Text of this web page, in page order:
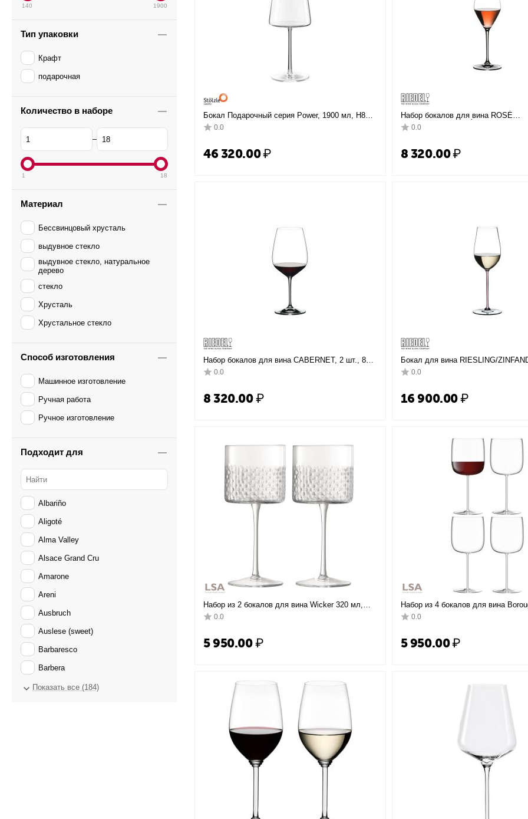
Бокал Подарочный серия Power, 1900 мл, H800
мм, Stolzle
0.0
46 320.00₽
Набор бокалов для вина ROSÉ
CHAMPAGNE/ROSÉ WINE, 2 шт.,
см, Riedel
0.0
8 320.00₽
Набор бокалов для вина CABERNET, 2 шт., 800
мл, 24.7 см, Riedel
0.0
8 320.00₽
Бокал для вина RIESLING/
25 см, хрусталь, серия Fatto a
0.0
16 900.00₽
Набор из 2 бокалов для вина Wicker 320 мл,
LSA International
0.0
5 950.00₽
Набор из 4 бокалов для вина
LSA International
0.0
5 950.00₽
140 1900
Тип упаковки
Крафт
подарочная
Количество в наборе
–
1 18
Материал
Бессвинцовый хрусталь
выдувное стекло
выдувное стекло, натуральное
дерево
стекло
Хрусталь
Хрустальное стекло
Способ изготовления
Машинное изготовление
Ручная работа
Ручное изготовление
Подходит для
Albariño
Aligoté
Alma Valley
Alsace Grand Cru
Amarone
Areni
Ausbruch
Auslese (sweet)
Barbaresco
Barbera
Bardolino
Показать все (184)